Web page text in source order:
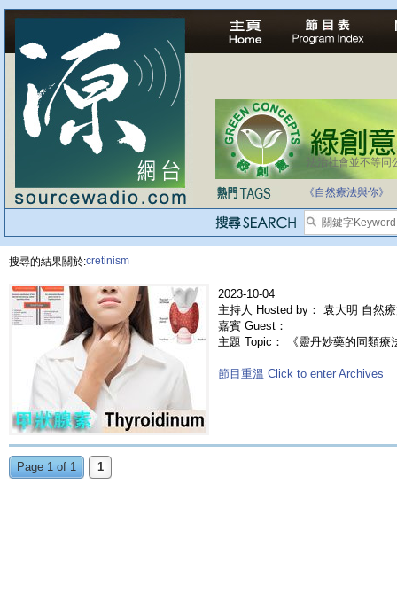
法治社會並不等同
《自然療法與你》
搜尋的結果關於:cretinism
2023-10-04
主持人 Hosted by： 袁大明 自然
嘉賓 Guest：
主題 Topic： 《靈丹妙藥的同類
節目重溫 Click to enter Archives
Page 1 of 1 1